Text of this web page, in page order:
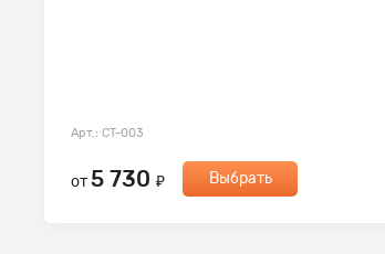
Арт.: СТ-003
от5 730 ₽ Выбрать